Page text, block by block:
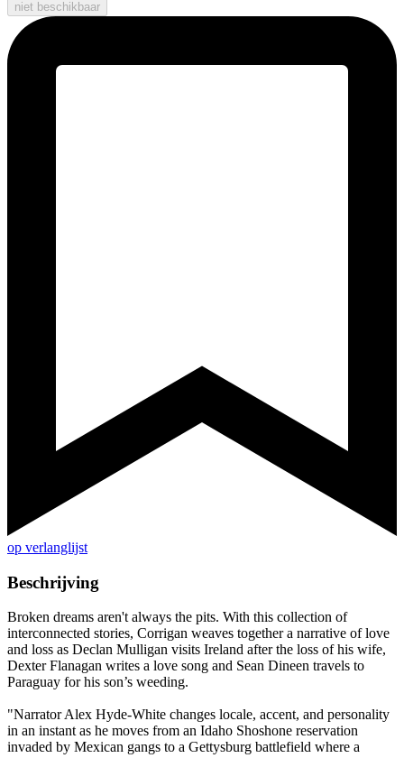
niet beschikbaar
op verlanglijst
Beschrijving
Broken dreams aren't always the pits. With this collection of
interconnected stories, Corrigan weaves together a narrative of love
and loss as Declan Mulligan visits Ireland after the loss of his wife,
Dexter Flanagan writes a love song and Sean Dineen travels to
Paraguay for his son’s weeding.
"Narrator Alex Hyde-White changes locale, accent, and personality
in an instant as he moves from an Idaho Shoshone reservation
invaded by Mexican gangs to a Gettysburg battlefield where a